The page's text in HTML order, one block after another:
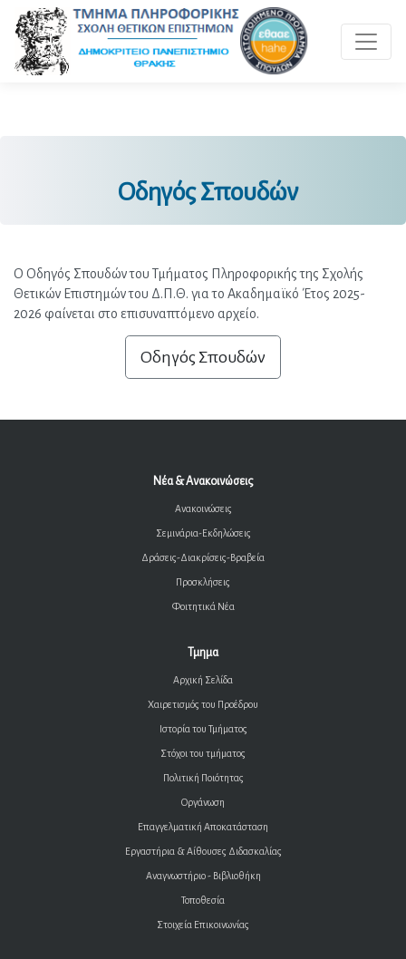
Οδηγός Σπουδών
Ο Οδηγός Σπουδών του Τμήματος Πληροφορικής της Σχολής
Θετικών Επιστημών του Δ.Π.Θ. για το Ακαδημαϊκό Έτος 2025-
2026 φαίνεται στο επισυναπτόμενο αρχείο.
Οδηγός Σπουδών
Νέα & Ανακοινώσεις
Ανακοινώσεις
Σεμινάρια-Εκδηλώσεις
Δράσεις-Διακρίσεις-Βραβεία
Προσκλήσεις
Φοιτητικά Νέα
Τμημα
Αρχική Σελίδα
Χαιρετισμός του Προέδρου
Ιστορία του Τμήματος
Στόχοι του τμήματος
Πολιτική Ποιότητας
Οργάνωση
Επαγγελματική Αποκατάσταση
Εργαστήρια & Αίθουσες Διδασκαλίας
Αναγνωστήριο - Βιβλιοθήκη
Τοποθεσία
Στοιχεία Επικοινωνίας